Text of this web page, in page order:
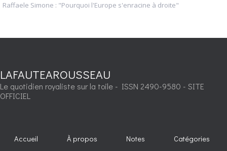
Raffaele Simone : "Pourquoi l'Europe s'enracine à droite"
LAFAUTEAROUSSEAU
Le quotidien royaliste sur la toile - ISSN 2490-9580 - SITE
OFFICIEL
Accueil À propos Notes Catégories